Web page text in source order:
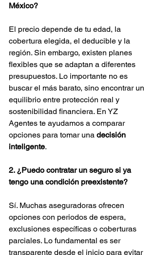
México?
El precio depende de tu edad, la
cobertura elegida, el deducible y la
región. Sin embargo, existen planes
flexibles que se adaptan a diferentes
presupuestos. Lo importante no es
buscar el más barato, sino encontrar un
equilibrio entre protección real y
sostenibilidad financiera. En YZ
Agentes te ayudamos a comparar
opciones para tomar una decisión
inteligente.
2. ¿Puedo contratar un seguro si ya
tengo una condición preexistente?
Sí. Muchas aseguradoras ofrecen
opciones con periodos de espera,
exclusiones específicas o coberturas
parciales. Lo fundamental es ser
transparente desde el inicio para evitar